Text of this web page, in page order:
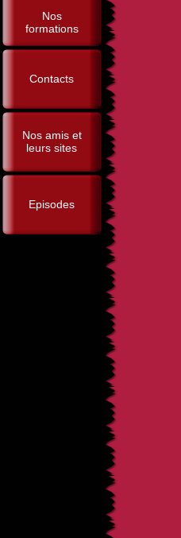
Nos
formations
Contacts
Nos amis et
leurs sites
Episodes